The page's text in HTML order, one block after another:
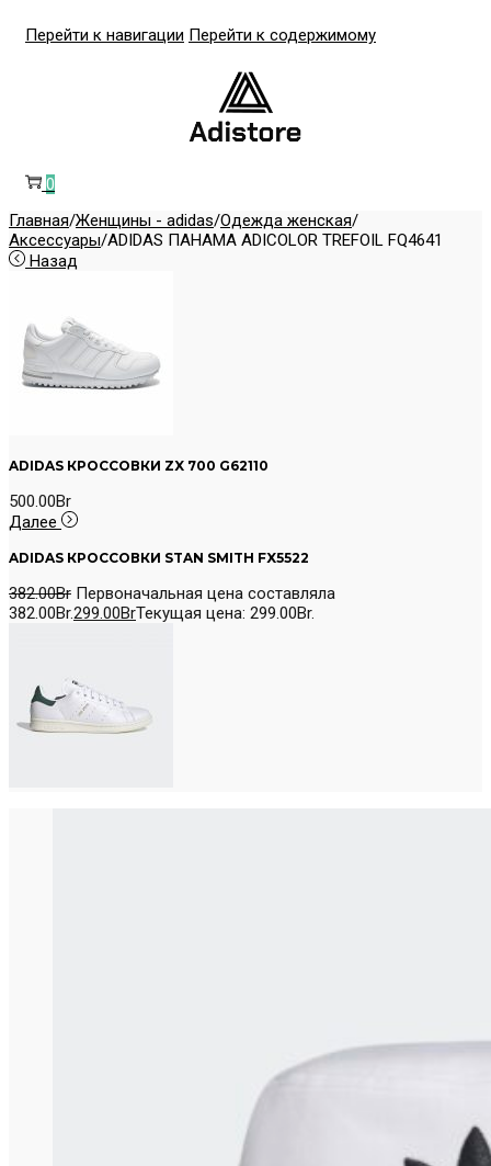
Перейти к навигации Перейти к содержимому
0
Главная/Женщины - adidas/Одежда женская/
Аксессуары/ADIDAS ПАНАМА ADICOLOR TREFOIL FQ4641
Назад
ADIDAS КРОССОВКИ ZX 700 G62110
500.00Br
Далее
ADIDAS КРОССОВКИ STAN SMITH FX5522
382.00Br Первоначальная цена составляла
382.00Br.299.00BrТекущая цена: 299.00Br.